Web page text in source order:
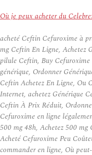
Où je peux acheter du
acheté Ceftin Cefuroxime à
mg Ceftin En Ligne, Achetez
pilule Ceftin, Buy
générique, Ordonner
Ceftin Achetez En Ligne, Ou
Internet, achetez Générique
Ceftin À Prix Réduit,
Cefuroxime en ligne
500 mg 48h, Achetez 500
Acheté Cefuroxime Peu
commander en ligne, Où